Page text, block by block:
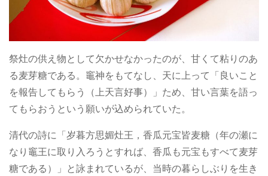
祭灶の供え物として欠かせなかったのが、甘くて粘りのあ
る麦芽糖である。竈神をもてなし、天に上って「良いこと
を報告してもらう（上天言好事）」ため、甘い言葉を語っ
てもらおうという願いが込められていた。
清代の詩に「岁暮方思媚灶王，香瓜元宝皆麦糖（年の瀬に
なり竈王に取り入ろうとすれば、香瓜も元宝もすべて麦芽
糖である）」と詠まれているが、当時の暮らしぶりを生き